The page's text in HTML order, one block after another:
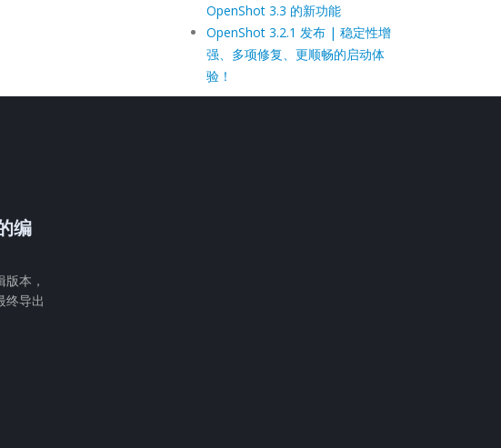
OpenShot 3.3 的新功能
OpenShot 3.2.1 发布 | 稳定性增
强、多项修复、更顺畅的启动体
验！
编
本，
终导出